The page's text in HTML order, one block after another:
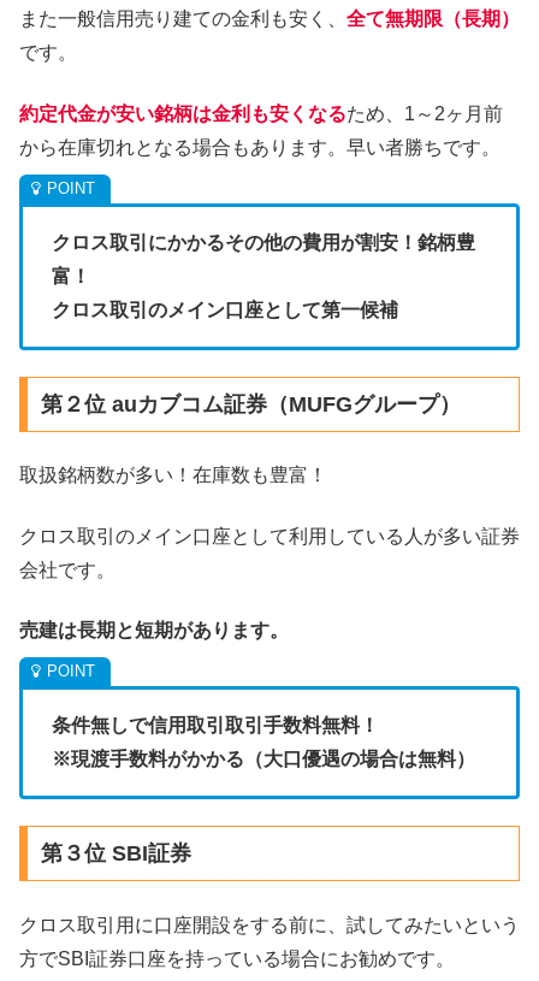
また一般信用売り建ての金利も安く、 全て無期限（長期）
です。
約定代金が安い銘柄は金利も安くなるため、1～2ヶ月前
から在庫切れとなる場合もあります。早い者勝ちです。
クロス取引にかかるその他の費用が割安！銘柄豊
富！
クロス取引のメイン口座として第一候補
第２位 auカブコム証券（MUFGグループ）
取扱銘柄数が多い！在庫数も豊富！
クロス取引のメイン口座として利用している人が多い証券
会社です。
売建は長期と短期があります。
条件無しで信用取引取引手数料無料！
※現渡手数料がかかる（大口優遇の場合は無料）
第３位 SBI証券
クロス取引用に口座開設をする前に、試してみたいという
方でSBI証券口座を持っている場合にお勧めです。